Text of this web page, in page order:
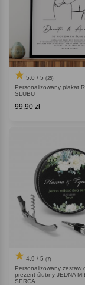
5.0 / 5 (25)
Personalizowany plakat
ŚLUBU
99,90 zł
4.9 / 5 (7)
Personalizowany zestaw
prezent ślubny JEDNA
SERCA